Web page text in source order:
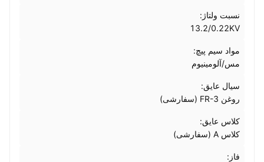
نسبت ولتاژ:
13.2/0.22KV
مواد سیم پیچ:
مس/آلومینیوم
سیال عایق:
روغن FR-3 (سفارشی)
کلاس عایق:
کلاس A (سفارشی)
فاز: